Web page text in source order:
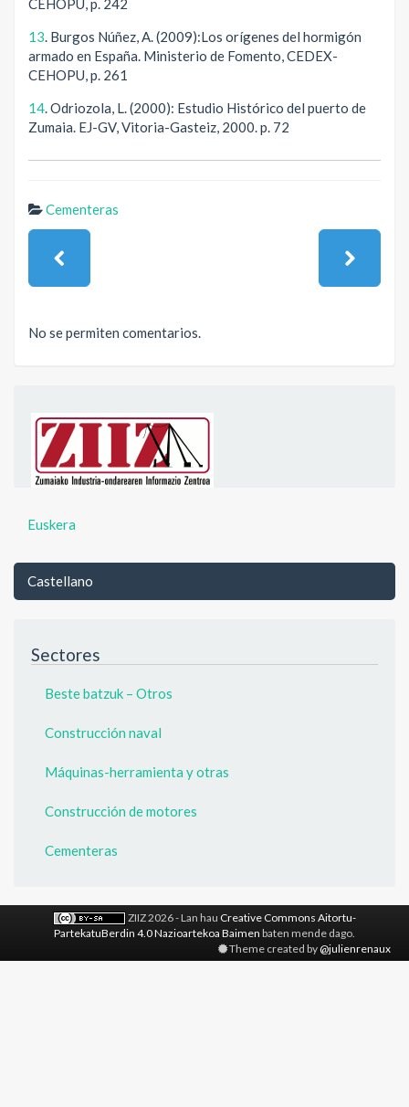
CEHOPU, p. 242
13. Burgos Núñez, A. (2009):Los orígenes del hormigón
armado en España. Ministerio de Fomento, CEDEX-
CEHOPU, p. 261
14. Odriozola, L. (2000): Estudio Histórico del puerto de
Zumaia. EJ-GV, Vitoria-Gasteiz, 2000. p. 72
Cementeras
No se permiten comentarios.
Euskera
Castellano
Sectores
Beste batzuk – Otros
Construcción naval
Máquinas-herramienta y otras
Construcción de motores
Cementeras
ZIIZ 2026 - Lan hau Creative Commons Aitortu-
PartekatuBerdin 4.0 Nazioartekoa Baimen baten mende dago.
Theme created by @julienrenaux